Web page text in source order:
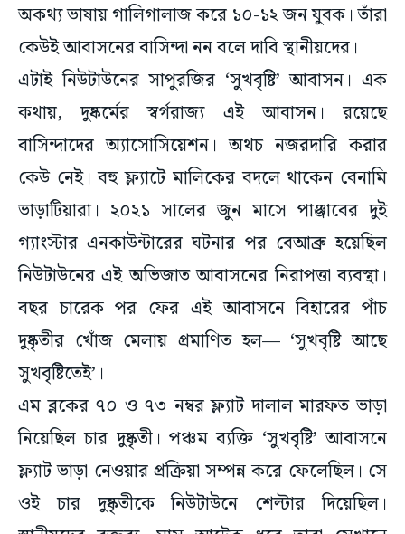
অকথ্য ভাষায় গালিগালাজ করে ১০-১২ জন যুবক। তাঁরা
কেউই আবাসনের বাসিন্দা নন বলে দাবি স্থানীয়দের।
এটাই নিউটাউনের সাপুরজির ‘সুখবৃষ্টি’ আবাসন। এক
কথায়, দুষ্কর্মের স্বর্গরাজ্য এই আবাসন। রয়েছে
বাসিন্দাদের অ্যাসোসিয়েশন। অথচ নজরদারি করার
কেউ নেই। বহু ফ্ল্যাটে মালিকের বদলে থাকেন বেনামি
ভাড়াটিয়ারা। ২০২১ সালের জুন মাসে পাঞ্জাবের দুই
গ্যাংস্টার এনকাউন্টারের ঘটনার পর বেআব্রু হয়েছিল
নিউটাউনের এই অভিজাত আবাসনের নিরাপত্তা ব্যবস্থা।
বছর চারেক পর ফের এই আবাসনে বিহারের পাঁচ
দুষ্কৃতীর খোঁজ মেলায় প্রমাণিত হল— ‘সুখবৃষ্টি আছে
সুখবৃষ্টিতেই’।
এম ব্লকের ৭০ ও ৭৩ নম্বর ফ্ল্যাট দালাল মারফত ভাড়া
নিয়েছিল চার দুষ্কৃতী। পঞ্চম ব্যক্তি ‘সুখবৃষ্টি’ আবাসনে
ফ্ল্যাট ভাড়া নেওয়ার প্রক্রিয়া সম্পন্ন করে ফেলেছিল। সে
ওই চার দুষ্কৃতীকে নিউটাউনে শেল্টার দিয়েছিল।